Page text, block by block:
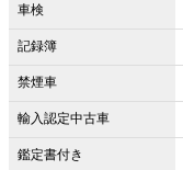
車検
記録簿
禁煙車
輸入認定中古車
鑑定書付き